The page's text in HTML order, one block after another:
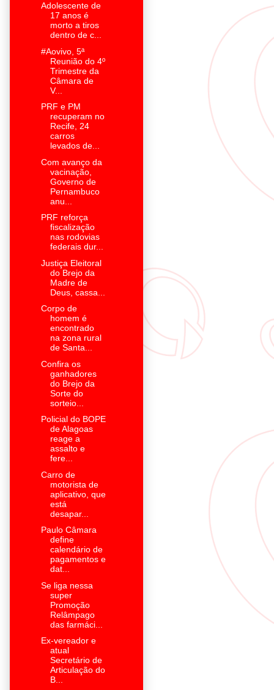
Adolescente de
17 anos é
morto a tiros
dentro de c...
#Aovivo, 5ª
Reunião do 4º
Trimestre da
Câmara de
V...
PRF e PM
recuperam no
Recife, 24
carros
levados de...
Com avanço da
vacinação,
Governo de
Pernambuco
anu...
PRF reforça
fiscalização
nas rodovias
federais dur...
Justiça Eleitoral
do Brejo da
Madre de
Deus, cassa...
Corpo de
homem é
encontrado
na zona rural
de Santa...
Confira os
ganhadores
do Brejo da
Sorte do
sorteio...
Policial do BOPE
de Alagoas
reage a
assalto e
fere...
Carro de
motorista de
aplicativo, que
está
desapar...
Paulo Câmara
define
calendário de
pagamentos e
dat...
Se liga nessa
super
Promoção
Relâmpago
das farmáci...
Ex-vereador e
atual
Secretário de
Articulação do
B...